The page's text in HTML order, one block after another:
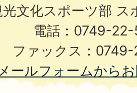
光文化スポーツ部 ス
電話：0749-
ファックス：
ールフォームから